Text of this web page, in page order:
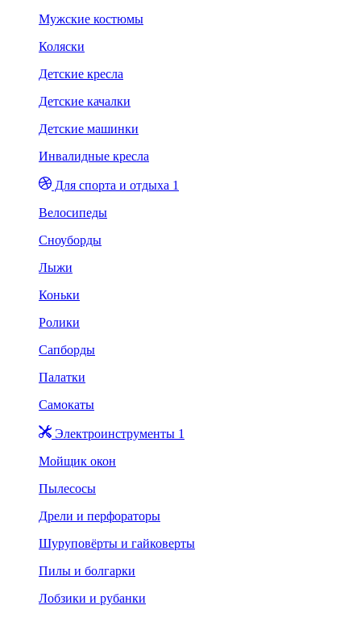
Мужские костюмы
Коляски
Детские кресла
Детские качалки
Детские машинки
Инвалидные кресла
Для спорта и отдыха 1
Велосипеды
Сноуборды
Лыжи
Коньки
Ролики
Сапборды
Палатки
Самокаты
Электроинструменты 1
Мойщик окон
Пылесосы
Дрели и перфораторы
Шуруповёрты и гайковерты
Пилы и болгарки
Лобзики и рубанки